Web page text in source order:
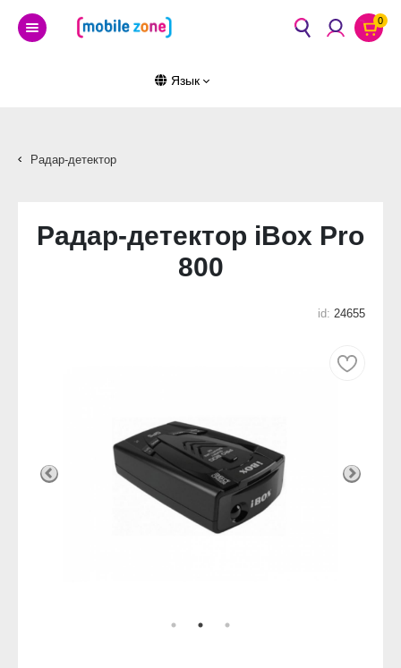
0
Язык
Радар-детектор
Радар-детектор iBox Pro
800
id: 24655